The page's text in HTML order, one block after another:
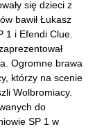
się dzieci z
bawił Łukasz
1 i Efendi Clue.
Ogromne brawa
którzy na scenie
Wolbromiacy.
do
SP 1 w